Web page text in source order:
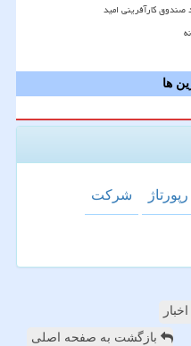
صندوق کارآفرینی امید
ها
رپورتاژ شركت
بازگشت به صفحه اصلی